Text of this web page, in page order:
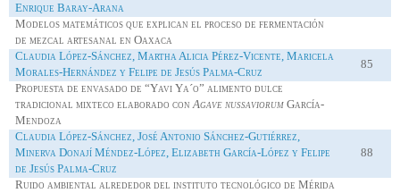
EnriqueBaray-Arana
Modelos matemáticos que explican el proceso de fermentación
de mezcal artesanal en Oaxaca
Claudia López-Sánchez, Martha Alicia Pérez-Vicente, Maricela
Morales-Hernández y Felipe de Jesús Palma-Cruz
85
Propuesta de envasado de “Yavi Ya´o” alimento dulce
tradicional mixteco elaborado conAgavenussaviorum García-
Mendoza
Claudia López-Sánchez, José Antonio Sánchez-Gutiérrez,
Minerva Donají Méndez-López, Elizabeth García-López y Felipe
de Jesús Palma-Cruz
88
Ruido ambiental alrededor del instituto tecnológico de Mérida